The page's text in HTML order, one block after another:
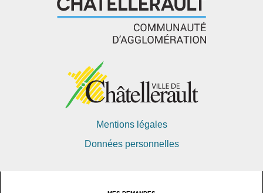
Mentions légales
Données personnelles